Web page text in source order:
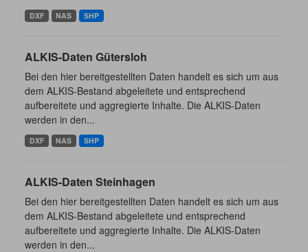
DXF NAS SHP
ALKIS-Daten Gütersloh
Bei den hier bereitgestellten Daten handelt es sich um aus
dem ALKIS-Bestand abgeleitete und entsprechend
aufbereitete und aggregierte Inhalte. Die ALKIS-Daten
werden in den...
DXF NAS SHP
ALKIS-Daten Steinhagen
Bei den hier bereitgestellten Daten handelt es sich um aus
dem ALKIS-Bestand abgeleitete und entsprechend
aufbereitete und aggregierte Inhalte. Die ALKIS-Daten
werden in den...